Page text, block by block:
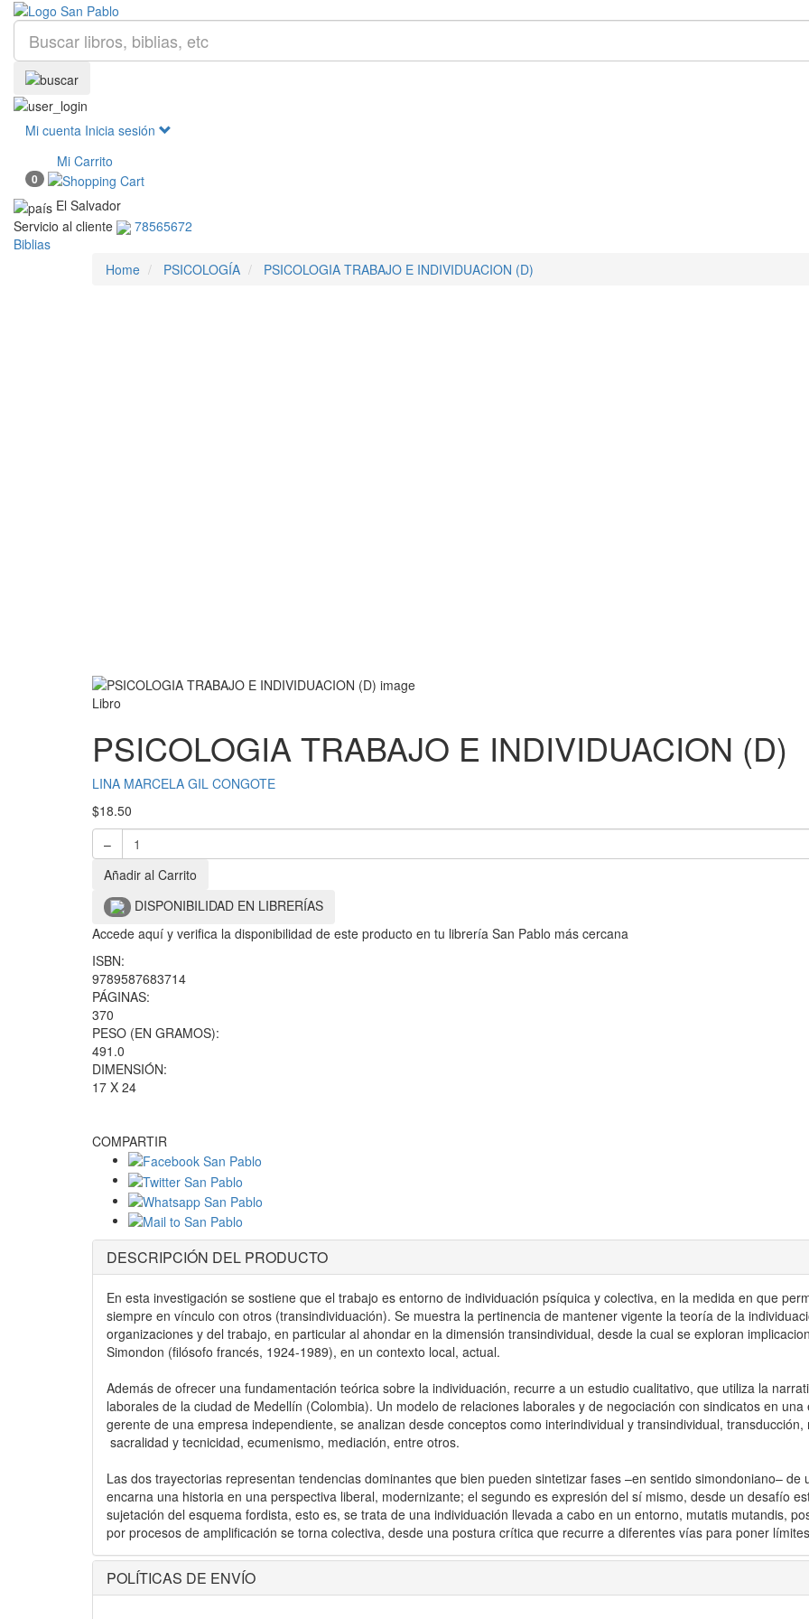
Mi cuenta Inicia sesión
Mi Carrito
0
El Salvador
Servicio al cliente
78565672
Biblias
Home
PSICOLOGÍA PSICOLOGIA TRABAJO E INDIVIDUACION (D)
Libro
PSICOLOGIA TRABAJO E INDIVIDUACION (D)
LINA MARCELA GIL CONGOTE
$18.50
–
Añadir al Carrito
DISPONIBILIDAD EN LIBRERÍAS
Accede aquí y verifica la disponibilidad de este producto en tu librería San Pablo más cercana
ISBN:
9789587683714
PÁGINAS:
370
PESO (EN GRAMOS):
491.0
DIMENSIÓN:
17 X 24
COMPARTIR
DESCRIPCIÓN DEL PRODUCTO
En esta investigación se sostiene que el trabajo es entorno de individuación psíquica y colectiva, en la medida en que
siempre en vínculo con otros (transindividuación). Se muestra la pertinencia de mantener vigente la teoría de la
organizaciones y del trabajo, en particular al ahondar en la dimensión transindividual, desde la cual se exploran
Simondon (filósofo francés, 1924-1989), en un contexto local, actual.
Además de ofrecer una fundamentación teórica sobre la individuación, recurre a un estudio cualitativo, que utiliza la
laborales de la ciudad de Medellín (Colombia). Un modelo de relaciones laborales y de negociación con sindicatos en
gerente de una empresa independiente, se analizan desde conceptos como interindividual y transindividual,
sacralidad y tecnicidad, ecumenismo, mediación, entre otros.
Las dos trayectorias representan tendencias dominantes que bien pueden sintetizar fases –en sentido simondoniano– de
encarna una historia en una perspectiva liberal, modernizante; el segundo es expresión del sí mismo, desde un desafío
sujetación del esquema fordista, esto es, se trata de una individuación llevada a cabo en un entorno, mutatis mutandis,
por procesos de amplificación se torna colectiva, desde una postura crítica que recurre a diferentes vías para poner
POLÍTICAS DE ENVÍO